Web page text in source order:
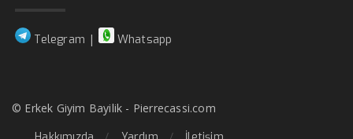
Telegram | Whatsapp
© Erkek Giyim Bayilik - Pierrecassi.com